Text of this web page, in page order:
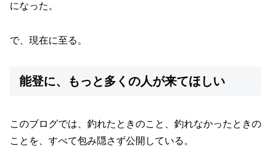
になった。
で、現在に至る。
能登に、もっと多くの人が来てほしい
このブログでは、釣れたときのこと、釣れなかったときの
ことを、すべて包み隠さず公開している。